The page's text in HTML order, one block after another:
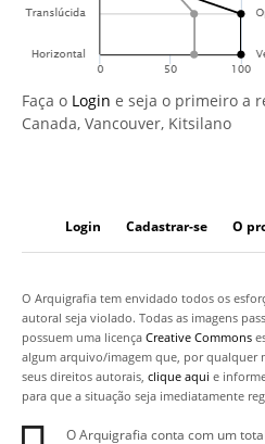
Faça o Login e seja o primeiro a
Canada, Vancouver, Kitsilano
Login Cadastrar-se O
O Arquigrafia tem envidado todos os
autoral seja violado. Todas as imagens
possuem uma licença Creative Commons
algum arquivo/imagem que, por qualquer
seus direitos autorais, clique aqui e
para que a situação seja imediatamente
O Arquigrafia conta com um